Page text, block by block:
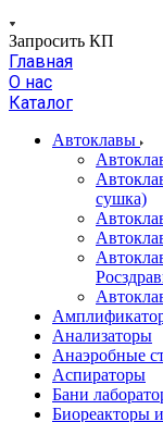
Запросить КП
Главная
О нас
Каталог
Автоклавы
сушка)
Анализаторы
Анаэробные
Аспираторы
Бани
Биореакторы